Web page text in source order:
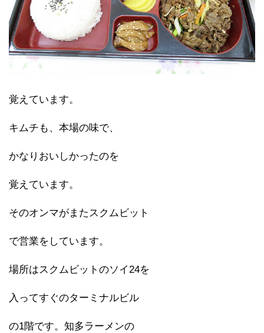
覚えています。
キムチも、本場の味で、
かなりおいしかったのを
覚えています。
そのオンマがまたスクムビット
で営業をしています。
場所はスクムビットのソイ24を
入ってすぐのターミナルビル
の1階です。知多ラーメンの